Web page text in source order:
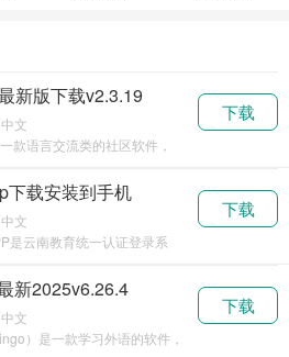
新版下载v2.3.19
文
款语言交流类的社区软件，
下载
下载安装到手机
文
是云南教育统一认证登录系
下载
新2025v6.26.4
文
）是一款学习外语的软件，
下载